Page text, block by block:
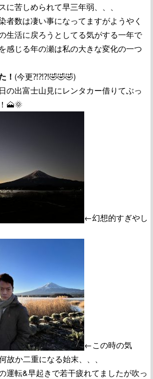
に苦しめられて早三年弱、、、
者数は凄い事になってますがようやく
生活に戻ろうとしてる気がする一年で
感じる年の瀬は私の大きな変化の一つ
！ (今更⁈⁈⁈🤣🤣🤣)
の出富士山見にレンタカー借りてぶっ
🗻🌞
←幻想的すぎやし
←この時の気
か二重になる始末、、、
運転&早起きで若干疲れてましたが吹っ